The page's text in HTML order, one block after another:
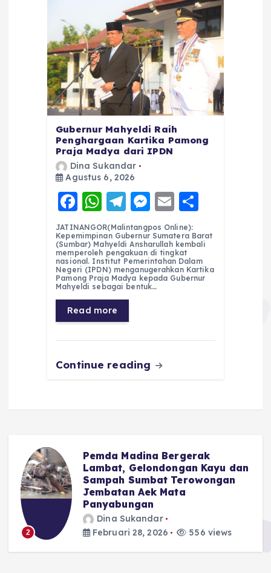
Gubernur Mahyeldi Raih
Penghargaan Kartika Pamong
Praja Madya dari IPDN
Dina Sukandar
Agustus 6, 2026
F
a
c
e
b
o
o
k
W
h
a
ts
A
p
p
T
el
e
g
r
a
m
M
e
ss
e
n
E
m
ai
l
a
re
JATINANGOR(Malintangpos Online):
Kepemimpinan Gubernur Sumatera Barat
(Sumbar) Mahyeldi Ansharullah kembali
memperoleh pengakuan di tingkat
nasional. Institut Pemerintahan Dalam
Negeri (IPDN) menganugerahkan Kartika
Pamong Praja Madya kepada Gubernur
Mahyeldi sebagai bentuk…
Read more
Continue reading
2
Pemda Madina Bergerak
Lambat, Gelondongan Kayu dan
Sampah Sumbat Terowongan
Jembatan Aek Mata
Panyabungan
Dina Sukandar
Februari 28, 2026
556 views